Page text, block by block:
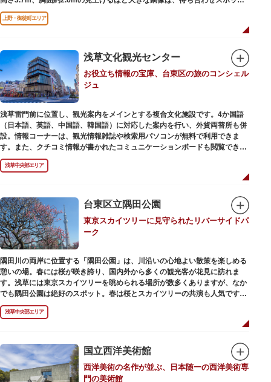
やフォトスポットとして親しまれています。彫刻家、高村光雲によって作ら
れた像は、愛犬のツンと一緒にうさぎ狩りに出かけているところだそう。
上野公園にお立ち寄りの際は、ぜひ「上野の西郷さん」と写真撮影を楽しん
上野・御徒町エリア
浅草文化観光センター
お役立ち情報の宝庫、台東区の旅のコンシェル
ジュ
浅草雷門前に位置し、観光案内をメインとする複合文化施設です。4か国語
（日本語、英語、中国語、韓国語）に対応した案内を行い、外貨両替所も併
設。情報コーナーは、観光情報雑誌や検索用パソコンが無料で利用できま
す。また、クチコミ情報が書かれたコミュニケーションボードも閲覧できる
ので、とっておきの旅のヒントを得られるかも。多目的スペースでは、映像
を活用し台東区のみどころやイベント、歴史、文化を紹介。通常、イスが配
仲見世や、隅田川や東京スカイツリーも一望できるビュースポットとなって
います。
浅草の街並みに溶け込む平屋を重ねたようなおしゃれな外観は、日本を代表
する建築家・隈研吾氏によるデザイン。木の温もりあふれる空間は、初めて
日本を訪れる海外ツーリストにも優しい印象を与えています。
浅草中央部エリア
台東区立隅田公園
東京スカイツリーに見守られたリバーサイドパ
ーク
隅田川の両岸に位置する「隅田公園」は、川沿いの心地よい散策を楽しめる
憩いの場。春には桜が咲き誇り、国内外から多くの観光客が花見に訪れま
す。浅草には東京スカイツリーを眺められる場所が数多くありますが、なか
でも隅田公園は絶好のスポット。春は桜とスカイツリーの共演も人気です。
川沿いにある「隅田公園オープンカフェ」は、店舗の一部を屋外にした開放
的なカフェ・レストラン。綺麗な景色を眺めながら、コーヒー片手にのんび
りと過ごしても良いですね。また、クジラの滑り台が目印の「遊具広場」は
身体を動かせます。
隅田川橋梁に設置された全長約160mの「すみだリバーウォーク」は、東京
浅草中央部エリア
国立西洋美術館
西洋美術の名作が並ぶ、日本随一の西洋美術専
門の美術館